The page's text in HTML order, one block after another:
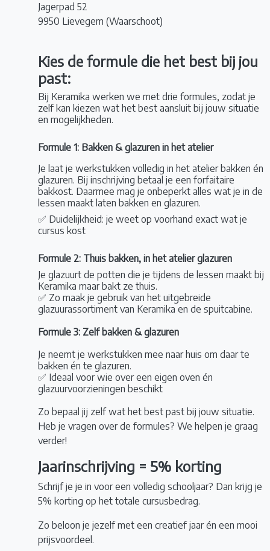
Jagerpad 52
9950 Lievegem (Waarschoot)
Kies de formule die het best bij jou
past:
Bij Keramika werken we met drie formules, zodat je
zelf kan kiezen wat het best aansluit bij jouw situatie
en mogelijkheden.
Formule 1: Bakken & glazuren in het atelier
Je laat je werkstukken volledig in het atelier bakken én
glazuren. Bij inschrijving betaal je een forfaitaire
bakkost. Daarmee mag je onbeperkt alles wat je in de
lessen maakt laten bakken en glazuren.
✅ Duidelijkheid: je weet op voorhand exact wat je
cursus kost
Formule 2: Thuis bakken, in het atelier glazuren
Je glazuurt de potten die je tijdens de lessen maakt bij
Keramika maar bakt ze thuis.
✅ Zo maak je gebruik van het uitgebreide
glazuurassortiment van Keramika en de spuitcabine.
Formule 3: Zelf bakken & glazuren
Je neemt je werkstukken mee naar huis om daar te
bakken én te glazuren.
✅ Ideaal voor wie over een eigen oven én
glazuurvoorzieningen beschikt
Zo bepaal jij zelf wat het best past bij jouw situatie.
Heb je vragen over de formules? We helpen je graag
verder!
Jaarinschrijving = 5% korting
Schrijf je je in voor een volledig schooljaar? Dan krijg je
5% korting op het totale cursusbedrag.
Zo beloon je jezelf met een creatief jaar én een mooi
prijsvoordeel.